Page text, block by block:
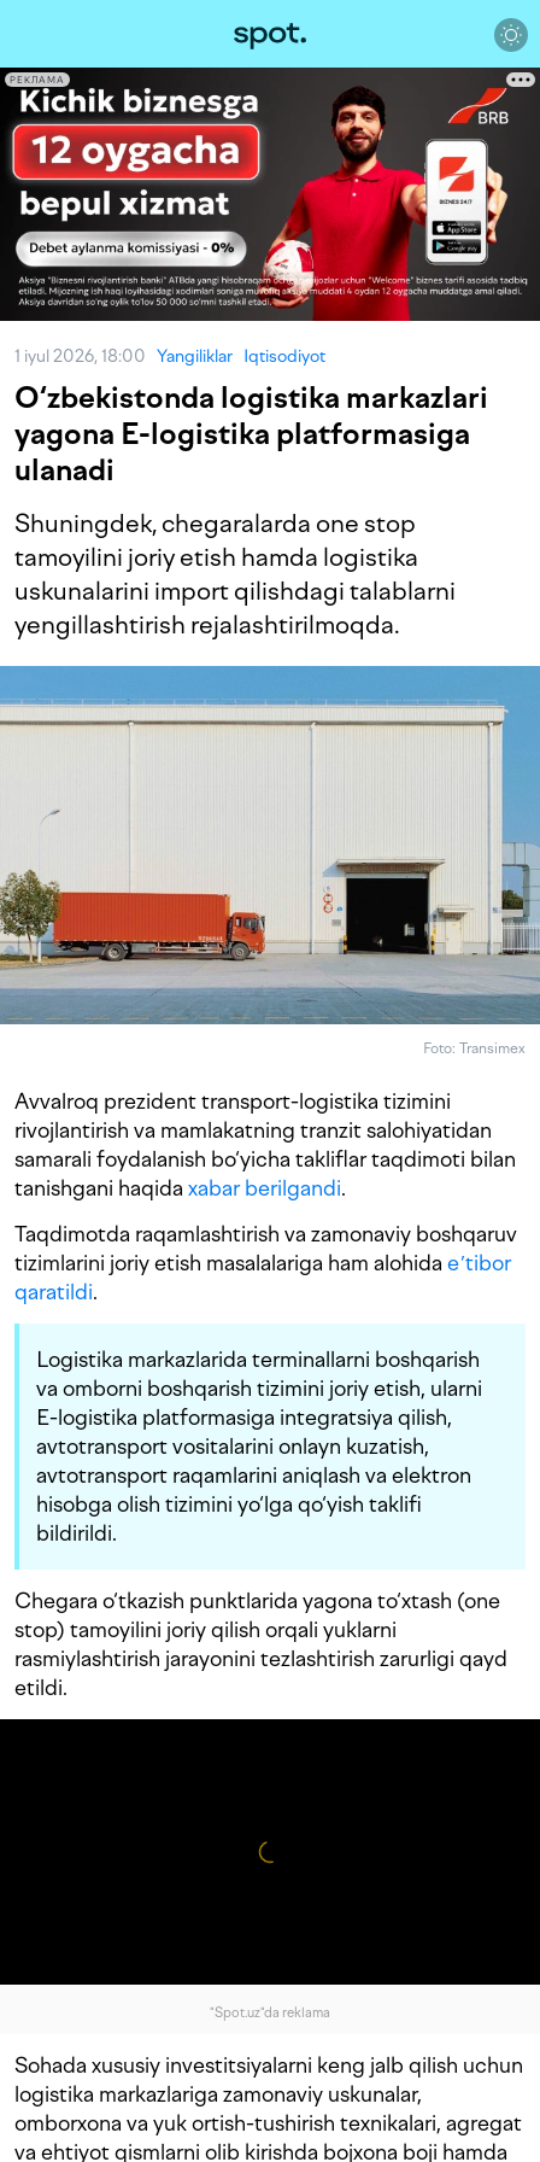
РЕКЛАМА
1 iyul 2026, 18:00 Yangiliklar Iqtisodiyot
O‘zbekistonda logistika markazlari
yagona E-logistika platformasiga
ulanadi
Shuningdek, chegaralarda one stop
tamoyilini joriy etish hamda logistika
uskunalarini import qilishdagi talablarni
yengillashtirish rejalashtirilmoqda.
Foto: Transimex
Avvalroq prezident transport-logistika tizimini
rivojlantirish va mamlakatning tranzit salohiyatidan
samarali foydalanish bo‘yicha takliflar taqdimoti bilan
tanishgani haqida xabar berilgandi.
Taqdimotda raqamlashtirish va zamonaviy boshqaruv
tizimlarini joriy etish masalalariga ham alohida eʼtibor
qaratildi.
Logistika markazlarida terminallarni boshqarish
va omborni boshqarish tizimini joriy etish, ularni
E-logistika platformasiga integratsiya qilish,
avtotransport vositalarini onlayn kuzatish,
avtotransport raqamlarini aniqlash va elektron
hisobga olish tizimini yo‘lga qo‘yish taklifi
bildirildi.
Chegara o‘tkazish punktlarida yagona to‘xtash (one
stop) tamoyilini joriy qilish orqali yuklarni
rasmiylashtirish jarayonini tezlashtirish zarurligi qayd
etildi.
"Spot.uz"da reklama
Sohada xususiy investitsiyalarni keng jalb qilish uchun
logistika markazlariga zamonaviy uskunalar,
omborxona va yuk ortish-tushirish texnikalari, agregat
va ehtiyot qismlarni olib kirishda bojxona boji hamda